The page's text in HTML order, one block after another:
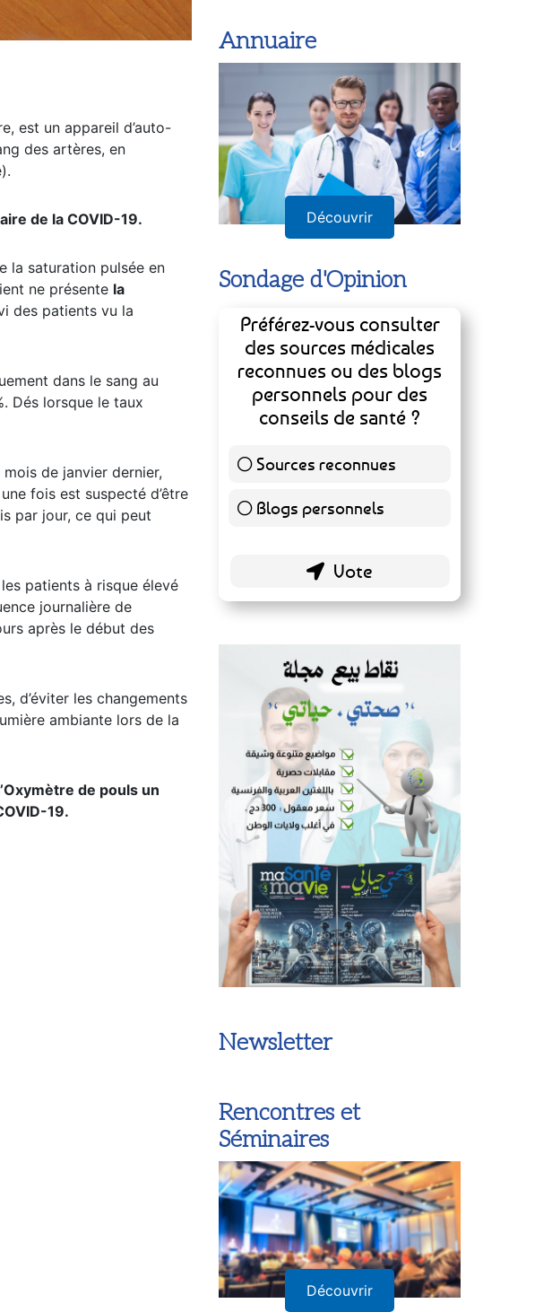
est un appareil d’auto-
des artères, en
de la COVID-19.
la saturation pulsée en
ne présente la
des patients vu la
dans le sang au
Dés lorsque le taux
de janvier dernier,
fois est suspecté d’être
par jour, ce qui peut
patients à risque élevé
journalière de
après le début des
d’éviter les changements
ambiante lors de la
de pouls un
19.
Annuaire
Découvrir
Sondage d'Opinion
Préférez-vous consulter
des sources médicales
reconnues ou des blogs
personnels pour des
conseils de santé ?
Sources reconnues
139 ( 73.16 % )
Blogs personnels51 ( 26.84 % )
Newsletter
Rencontres et
Séminaires
Découvrir